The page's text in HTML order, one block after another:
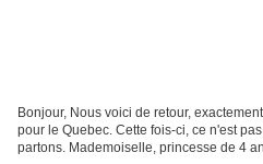
Bonjour, Nous voici de retour,
pour le Quebec. Cette fois-ci, ce n'est
partons. Mademoiselle, princesse de 4